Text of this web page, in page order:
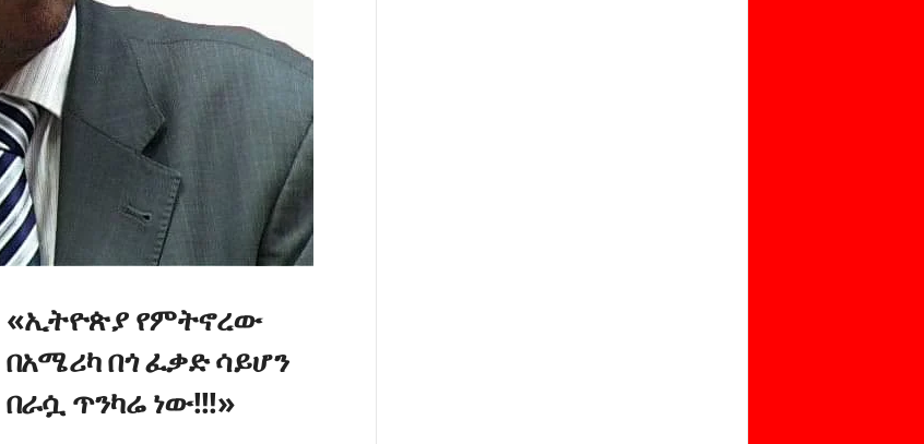
«ኢትዮጵያ የምትኖረው
በአሜሪካ በጎ ፈቃድ ሳይሆን
በራሷ ጥንካሬ ነው!!!»